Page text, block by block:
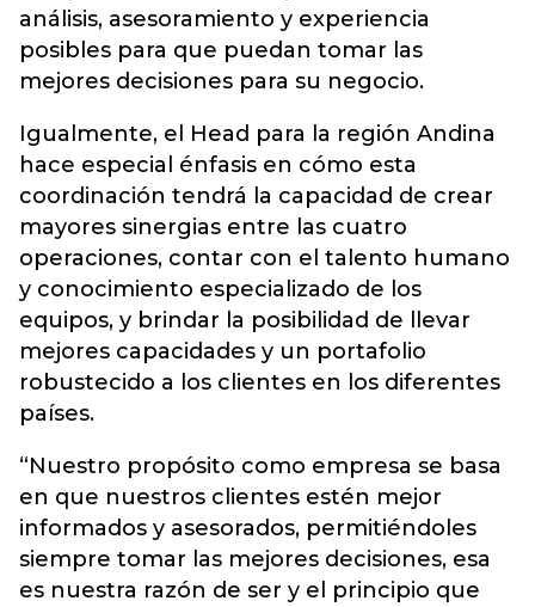
análisis, asesoramiento y experiencia
posibles para que puedan tomar las
mejores decisiones para su negocio.
Igualmente, el Head para la región Andina
hace especial énfasis en cómo esta
coordinación tendrá la capacidad de crear
mayores sinergias entre las cuatro
operaciones, contar con el talento humano
y conocimiento especializado de los
equipos, y brindar la posibilidad de llevar
mejores capacidades y un portafolio
robustecido a los clientes en los diferentes
países.
“Nuestro propósito como empresa se basa
en que nuestros clientes estén mejor
informados y asesorados, permitiéndoles
siempre tomar las mejores decisiones, esa
es nuestra razón de ser y el principio que